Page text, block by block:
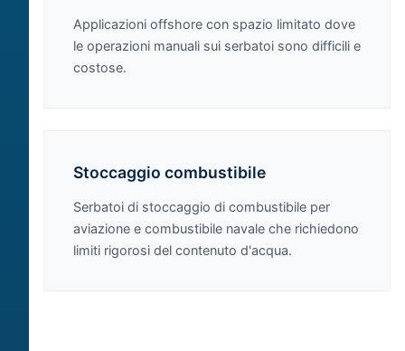
Applicazioni offshore con spazio limitato dove
le operazioni manuali sui serbatoi sono difficili e
costose.
Stoccaggio combustibile
Serbatoi di stoccaggio di combustibile per
aviazione e combustibile navale che richiedono
limiti rigorosi del contenuto d'acqua.